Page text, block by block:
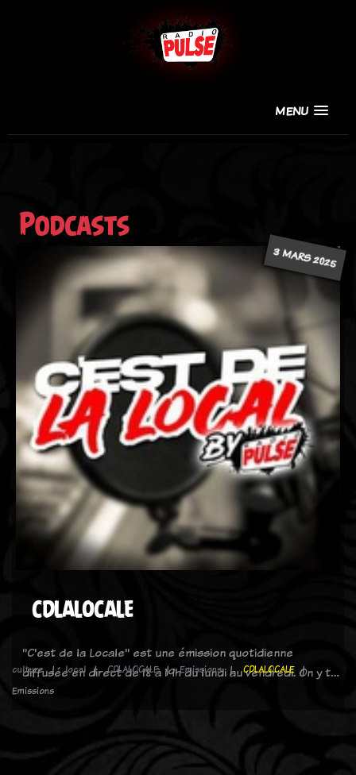
MENU
Podcasts
3 MARS 2025
CDLALOCALE
"C'est de la Locale" est une émission quotidienne
diffusée en direct de 18 à 19h du lundi au vendredi. On y t…
culture local CDLALOCALE Emissions
CDLALOCALE
Emissions